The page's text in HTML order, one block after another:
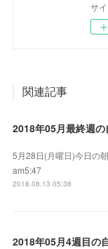
サ
関連記事
2018年05月最終週の
5月28日(月曜日)今日の
am5:47
2018.08.13 05:38
2018年05月4週目の